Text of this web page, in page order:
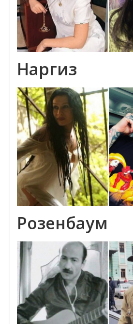
Наргиз
Розенбаум